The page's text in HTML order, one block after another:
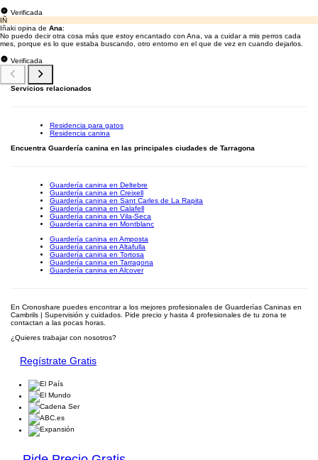
Verificada
IÑ
Iñaki opina de Ana:
No puedo decir otra cosa más que estoy encantado con Ana, va a cuidar a mis perros cada
mes, porque es lo que estaba buscando, otro entorno en el que de vez en cuando dejarlos.
Verificada
Servicios relacionados
Residencia para gatos
Residencia canina
Encuentra Guardería canina en las principales ciudades de Tarragona
Guardería canina en Deltebre
Guardería canina en Creixell
Guardería canina en Sant Carles de La Rapita
Guardería canina en Calafell
Guardería canina en Vila-Seca
Guardería canina en Montblanc
Guardería canina en Amposta
Guardería canina en Altafulla
Guardería canina en Tortosa
Guardería canina en Tarragona
Guardería canina en Alcover
En Cronoshare puedes encontrar a los mejores profesionales de Guarderías Caninas en
Cambrils | Supervisión y cuidados. Pide precio y hasta 4 profesionales de tu zona te
contactan a las pocas horas.
¿Quieres trabajar con nosotros?
Regístrate Gratis